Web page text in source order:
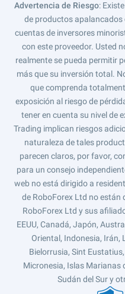
Advertencia de Riesgo:
de productos apalancados
cuentas de inversores
con este proveedor. Usted
realmente se pueda permitir
más que su inversión total.
que comprenda
exposición al riesgo de
tener en cuenta su nivel de
Trading implican riesgos
naturaleza de tales
parecen claros, por favor,
para un consejo
web no está dirigido a
de RoboForex Ltd no están
RoboForex Ltd y sus
EEUU, Canadá, Japón,
Oriental, Indonesia, Irán,
Bielorrusia, Sint
Micronesia, Islas Marianas
Sudán del Sur y